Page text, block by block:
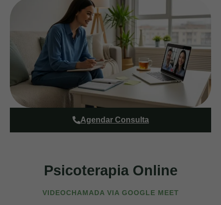
Agendar Consulta
Psicoterapia Online
VIDEOCHAMADA VIA GOOGLE MEET